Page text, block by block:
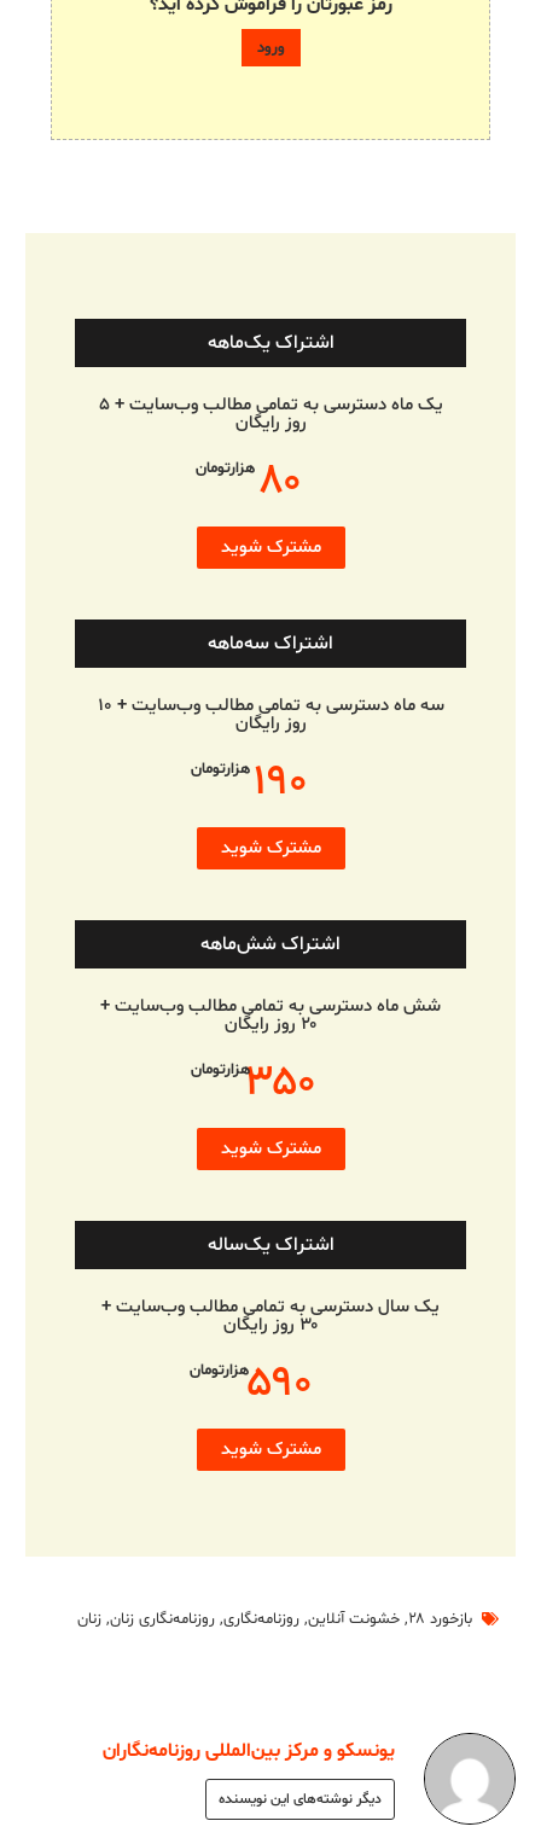
رمز عبورتان را فراموش کرده اید؟
اشتراک یک‌ماهه
یک ماه دسترسی به تمامی مطالب وب‌سایت + ۵
روز رایگان
۸۰ هزارتومان
مشترک شوید
اشتراک سه‌ماهه
سه ماه دسترسی به تمامی مطالب وب‌سایت + ۱۰
روز رایگان
۱۹۰ هزارتومان
مشترک شوید
اشتراک شش‌ماهه
شش ماه دسترسی به تمامی مطالب وب‌سایت +
۲۰ روز رایگان
۳۵۰هزارتومان
مشترک شوید
اشتراک یک‌ساله
یک سال دسترسی به تمامی مطالب وب‌سایت +
۳۰ روز رایگان
۵۹۰هزارتومان
مشترک شوید
بازخورد ۲۸ , خشونت آنلاین, روزنامه‌نگاری, روزنامه‌نگاری زنان, زنان
یونسکو و مرکز بین‌المللی روزنامه‌نگاران
دیگر نوشته‌های این نویسنده